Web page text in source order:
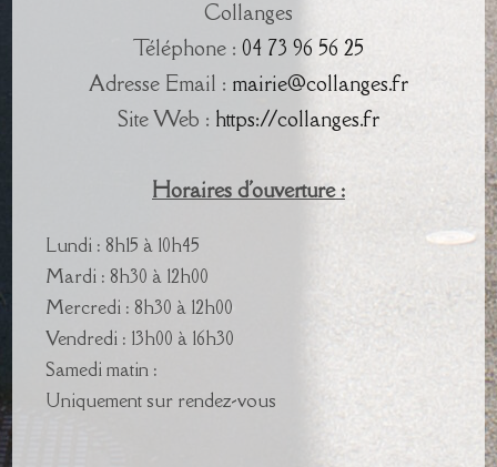
Collanges
Téléphone : 04 73 96 56 25
Adresse Email : mairie@collanges.fr
Site Web : https://collanges.fr
Horaires d'ouverture :
Lundi : 8h15 à 10h45
Mardi : 8h30 à 12h00
Mercredi : 8h30 à 12h00
Vendredi : 13h00 à 16h30
Samedi matin :
Uniquement sur rendez-vous